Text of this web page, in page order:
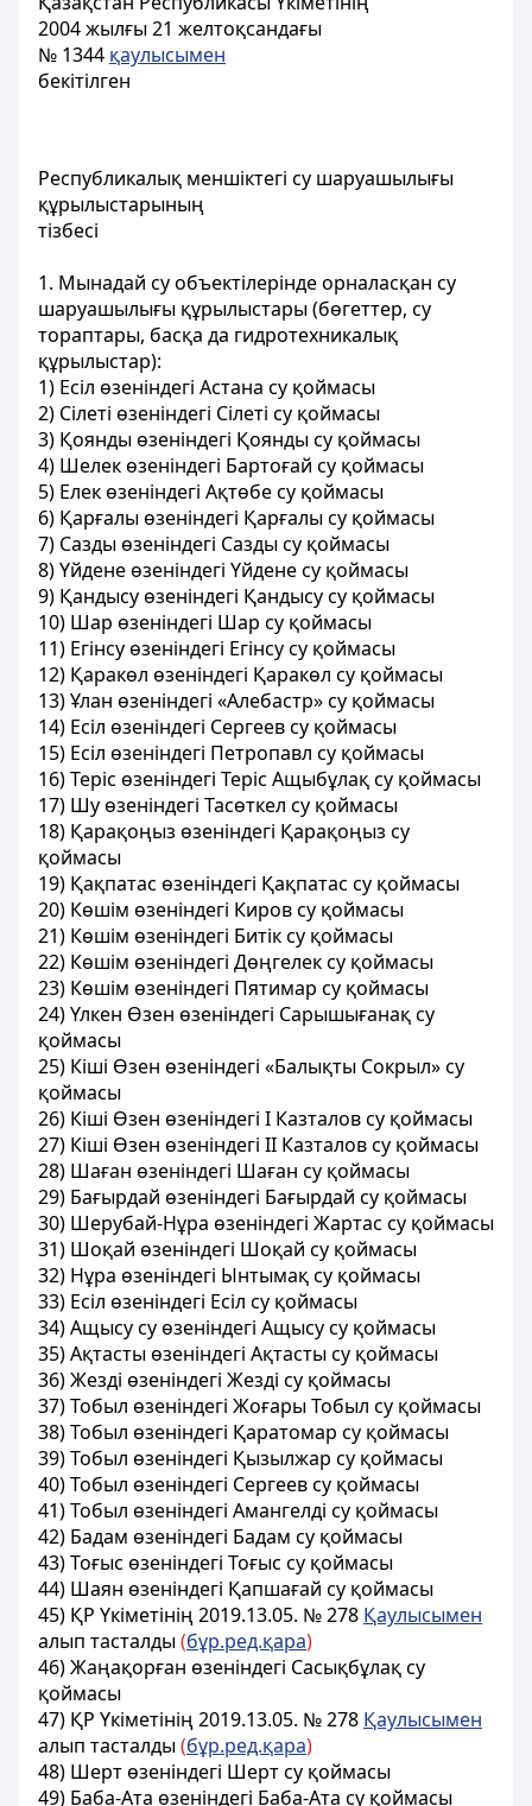
2004 жылғы 21 желтоқсандағы
№ 1344 қаулысымен
бекiтілген
Республикалық меншіктегi су шаруашылығы
құрылыстарының
тiзбесі
1. Мынадай су объектілерiнде орналасқан су
шаруашылығы құрылыстары (бөгеттер, су
тораптары, басқа да гидротехникалық
құрылыстар):
1) Есіл өзенiндегi Астана су қоймасы
2) Сілетi өзенiндегi Сілетi су қоймасы
3) Қоянды өзенiндегi Қоянды су қоймасы
4) Шелек өзенiндегi Бартоғай су қоймасы
5) Елек өзенiндегi Ақтөбе су қоймасы
6) Қарғалы өзенiндегi Қарғалысу қоймасы
7) Сазды өзенiндегi Сазды су қоймасы
8) Үйдене өзенiндегi Үйдене су қоймасы
9) Қандысу өзенiндегi Қандысу су қоймасы
10) Шар өзенiндегi Шар су қоймасы
11) Егiнсу өзенiндегi Егiнсу су қоймасы
12) Қаракөл өзенiндегі Қаракөл су қоймасы
13) Ұлан өзенiндегi «Алебастр» су қоймасы
14) Есіл өзенiндегi Сергеев су қоймасы
15) Есіл өзенiндегi Петропавл су қоймасы
16) Терiс өзенiндегi Терiс Ащыбұлақ су қоймасы
17) Шу өзенiндегi Тасөткел су қоймасы
18) Қарақоңыз өзенiндегi Қарақоңыз су
қоймасы
19) Қақпатас өзенiндегі Қақпатас су қоймасы
20) Көшiм өзенiндегi Киров су қоймасы
21) Көшiм өзенiндегi Битiк су қоймасы
22) Көшім өзенiндегi Дөңгелек су қоймасы
23) Көшім өзенiндегi Пятимар су қоймасы
24) Үлкен Өзен өзенiндегi Сарышығанақ су
қоймасы
25) Кiшi Өзен өзенiндегi «Балықты Сокрыл» су
қоймасы
26) Кiшi Өзен өзенiндегi I Казталов су қоймасы
27) Кiшi Өзен өзенiндегi II Казталов су қоймасы
28) Шаған өзенiндегi Шаған су қоймасы
29) Бағырдай өзенiндегi Бағырдай су қоймасы
30) Шерубай-Нұра өзенiндегi Жартас су қоймасы
31) Шоқай өзенiндегі Шоқай су қоймасы
32) Нұра өзенiндегi Ынтымақ су қоймасы
33) Есіл өзенiндегi Есіл су қоймасы
34) Ащысу су өзенiндегi Ащысу су қоймасы
35) Ақтасты өзенiндегi Ақтасты су қоймасы
36) Жездi өзенiндегi Жездi су қоймасы
37) Тобыл өзенiндегі Жоғары Тобыл су қоймасы
38) Тобыл өзенiндегi Қаратомар су қоймасы
39) Тобыл өзенiндегi Қызылжар су қоймасы
40) Тобыл өзенiндегі Сергеев су қоймасы
41) Тобыл өзенiндегi Амангелдi су қоймасы
42) Бадам өзенiндегi Бадам су қоймасы
43) Тоғыс өзенiндегi Тоғыс су қоймасы
44) Шаян өзенiндегi Қапшағай су қоймасы
45) ҚР Үкіметінің 2019.13.05. № 278 Қаулысымен
алып тасталды(бұр.ред.қара)
46) Жаңақорған өзенiндегi Сасықбұлақ су
қоймасы
47) ҚР Үкіметінің 2019.13.05. № 278 Қаулысымен
алып тасталды(бұр.ред.қара)
48) Шерт өзенiндегi Шерт су қоймасы
49) Баба-Ата өзенiндегi Баба-Ата су қоймасы